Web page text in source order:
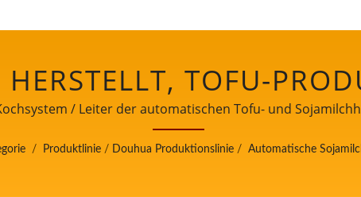
TOFU-
TOFU-
FERTIGUNGSPROZESS,
/ Leiter der automatischen Tofu- und
für Lebensmittelsicherheit.
/ Produktlinie / Douhua Produktionslinie / Automatische